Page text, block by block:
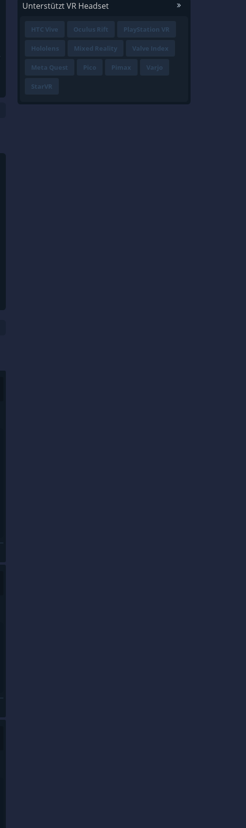
Unterstützt VR Headset
HTC Vive Oculus Rift PlayStation VR
Hololens Mixed Reality Valve Index
Meta Quest Pico Pimax Varjo
StarVR